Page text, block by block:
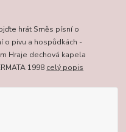
hrát Směs písní o
o pivu a hospůdkách -
Hraje dechová kapela
1998 celý popis